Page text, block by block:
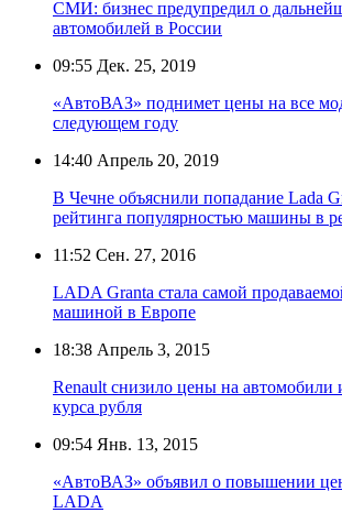
СМИ: бизнес предупредил о
автомобилей в России
09:55 Дек. 25, 2019
«АвтоВАЗ» поднимет цены на все
следующем году
14:40 Апрель 20, 2019
В Чечне объяснили попадание Ladа
рейтинга популярностью машины в
11:52 Сен. 27, 2016
LADA Granta стала самой
машиной в Европе
18:38 Апрель 3, 2015
Renault снизило цены на автомобили
курса рубля
09:54 Янв. 13, 2015
«АвтоВАЗ» объявил о повышении
LADA